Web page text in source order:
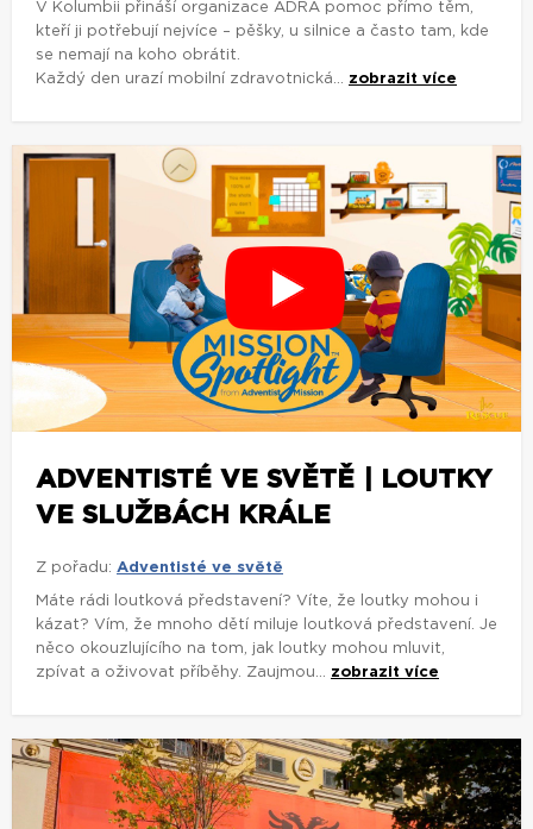
V Kolumbii přináší organizace ADRA pomoc přímo těm,
kteří ji potřebují nejvíce – pěšky, u silnice a často tam, kde
se nemají na koho obrátit.
Každý den urazí mobilní zdravotnická... zobrazit více
ADVENTISTÉ VE SVĚTĚ | LOUTKY
VE SLUŽBÁCH KRÁLE
Z pořadu: Adventisté ve světě
Máte rádi loutková představení? Víte, že loutky mohou i
kázat? Vím, že mnoho dětí miluje loutková představení. Je
něco okouzlujícího na tom, jak loutky mohou mluvit,
zpívat a oživovat příběhy. Zaujmou... zobrazit více